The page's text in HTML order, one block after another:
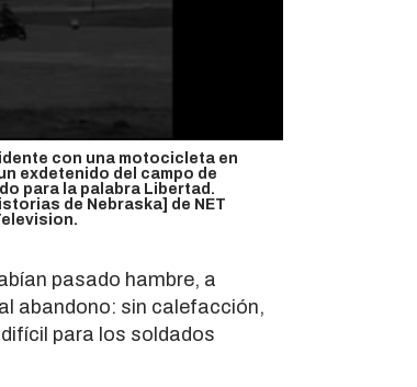
con una motocicleta en
exdetenido del campo de
para la palabra Libertad .
de Nebraska] de NET
pasado hambre, a
abandono: sin calefacción,
para los soldados